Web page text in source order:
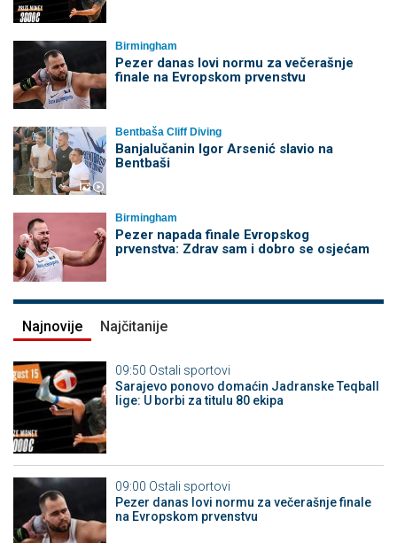
Birmingham
Pezer danas lovi normu za večerašnje
finale na Evropskom prvenstvu
Bentbaša Cliff Diving
Banjalučanin Igor Arsenić slavio na
Bentbaši
Birmingham
Pezer napada finale Evropskog
prvenstva: Zdrav sam i dobro se osjećam
Najnovije Najčitanije
09:50 Ostali sportovi
Sarajevo ponovo domaćin Jadranske Teqball
lige: U borbi za titulu 80 ekipa
09:00 Ostali sportovi
Pezer danas lovi normu za večerašnje finale
na Evropskom prvenstvu